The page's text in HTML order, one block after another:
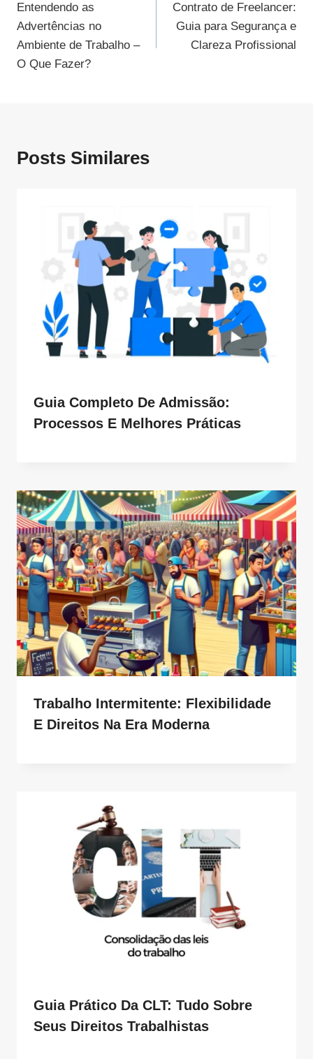
De
Post
Entendendo as
Advertências no
Ambiente de Trabalho –
O Que Fazer?
Contrato de Freelancer:
Guia para Segurança e
Clareza Profissional
Posts Similares
Guia Completo De Admissão:
Processos E Melhores Práticas
Trabalho Intermitente: Flexibilidade
E Direitos Na Era Moderna
Guia Prático Da CLT: Tudo Sobre
Seus Direitos Trabalhistas